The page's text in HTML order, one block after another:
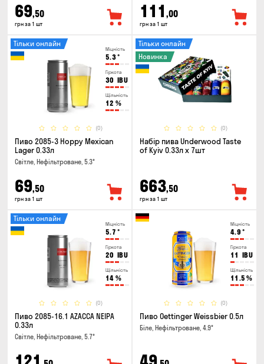
69,50
грн за 1 шт
111 ,00
грн за 1 шт
Міцність
5.3°
Гіркота
30 IBU
Щільність
12 %
(0)
Тільки онлайн
Пиво 2085-3 Hoppy Mexican
Lager 0.33л
Світле, Нефільтроване, 5.3°
69,50
грн за 1 шт
(0)
Тільки онлайн
Новинка
Набір пива Underwood Taste
of Kyiv 0.33л x 7шт
663,50
грн за 1 шт
Міцність
5.7 °
Гіркота
20 IBU
Щільність
14 %
(0)
Тільки онлайн
Пиво 2085-16.1 AZACCA NEIPA
0.33л
Світле, Нефільтроване, 5.7°
Міцність
4.9 °
Гіркота
11 IBU
Щільність
11.5 %
(0)
Пиво Oettinger Weissbier 0.5л
Біле, Нефільтроване, 4.9°